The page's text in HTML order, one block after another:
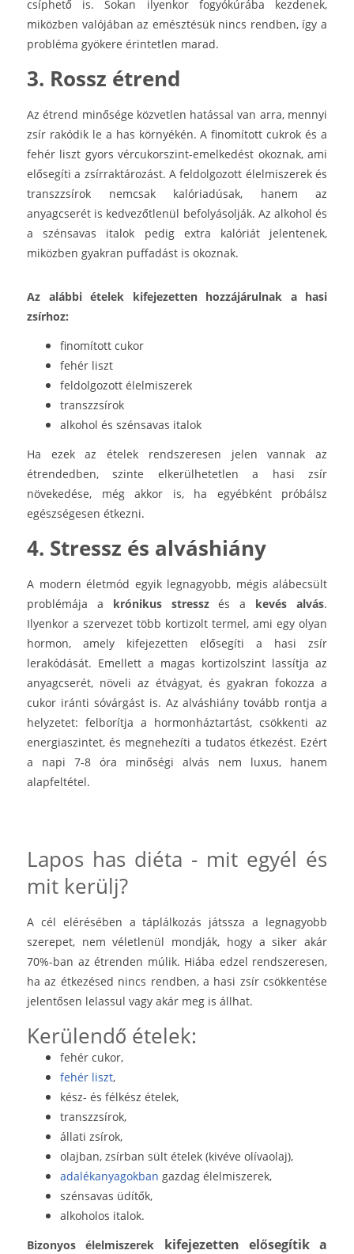
csíphető is. Sokan ilyenkor fogyókúrába kezdenek,
miközben valójában az emésztésük nincs rendben, így a
probléma gyökere érintetlen marad.
3. Rossz étrend
Az étrend minősége közvetlen hatással van arra, mennyi
zsír rakódik le a has környékén. A finomított cukrok és a
fehér liszt gyors vércukorszint-emelkedést okoznak, ami
elősegíti a zsírraktározást. A feldolgozott élelmiszerek és
transzzsírok nemcsak kalóriadúsak, hanem az
anyagcserét is kedvezőtlenül befolyásolják. Az alkohol és
a szénsavas italok pedig extra kalóriát jelentenek,
miközben gyakran puffadást is okoznak.
Az alábbi ételek kifejezetten hozzájárulnak a hasi
zsírhoz:
​finomított cukor
fehér liszt
feldolgozott élelmiszerek
transzzsírok
alkohol és szénsavas italok
Ha ezek az ételek rendszeresen jelen vannak az
étrendedben, szinte elkerülhetetlen a hasi zsír
növekedése, még akkor is, ha egyébként próbálsz
egészségesen étkezni.
4. Stressz és alváshiány
A modern életmód egyik legnagyobb, mégis alábecsült
problémája a krónikus stresszés a kevés alvás.
Ilyenkor a szervezet több kortizolt termel, ami egy olyan
hormon, amely kifejezetten elősegíti a hasi zsír
lerakódását. Emellett a magas kortizolszint lassítja az
anyagcserét, növeli az étvágyat, és gyakran fokozza a
cukor iránti sóvárgást is. Az alváshiány tovább rontja a
helyzetet: felborítja a hormonháztartást, csökkenti az
energiaszintet, és megnehezíti a tudatos étkezést. Ezért
a napi 7-8 óra minőségi alvás nem luxus, hanem
alapfeltétel.
Lapos has diéta - mit egyél és
mit kerülj?
A cél elérésében a táplálkozás játssza a legnagyobb
szerepet, nem véletlenül mondják, hogy a siker akár
70%-ban az étrenden múlik. Hiába edzel rendszeresen,
ha az étkezésed nincs rendben, a hasi zsír csökkentése
jelentősen lelassul vagy akár meg is állhat.
Kerülendő ételek:
fehér cukor,
fehér liszt,
kész- és félkész ételek,
transzzsírok,
állati zsírok,
olajban, zsírban sült ételek (kivéve olívaolaj),
adalékanyagokban gazdag élelmiszerek,
szénsavas üdítők,
alkoholos italok.
Bizonyos élelmiszerek kifejezetten elősegítik a